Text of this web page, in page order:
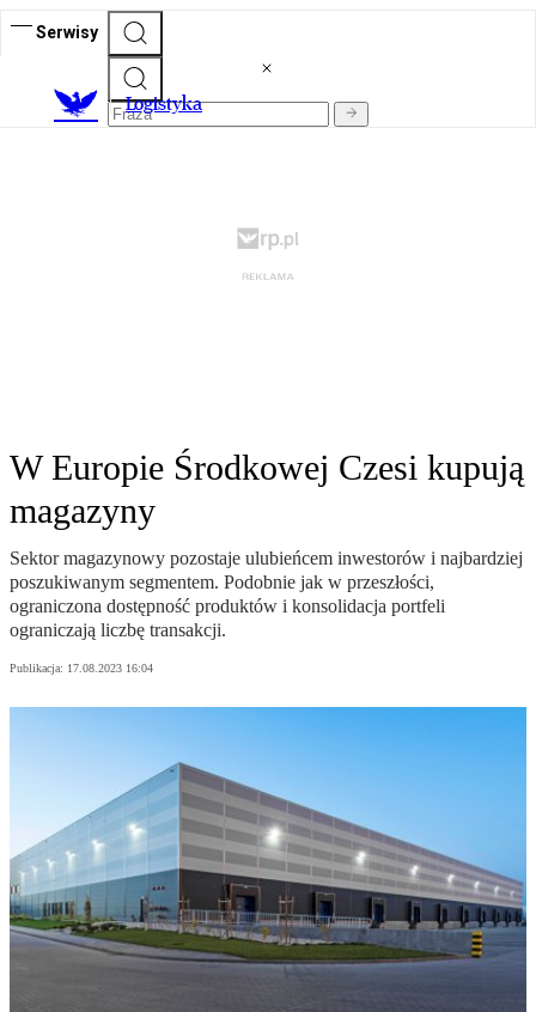
Serwisy
Logistyka
W Europie Środkowej Czesi kupują
magazyny
Sektor magazynowy pozostaje ulubieńcem inwestorów i najbardziej
poszukiwanym segmentem. Podobnie jak w przeszłości,
ograniczona dostępność produktów i konsolidacja portfeli
ograniczają liczbę transakcji.
Publikacja: 17.08.2023 16:04